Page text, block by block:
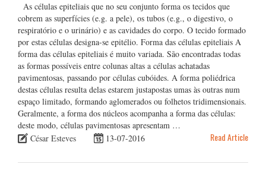
As células epiteliais que no seu conjunto forma os tecidos que
cobrem as superfícies (e.g. a pele), os tubos (e.g., o digestivo, o
respiratório e o urinário) e as cavidades do corpo. O tecido formado
por estas células designa-se epitélio. Forma das células epiteliais A
forma das células epiteliais é muito variada. São encontradas todas
as formas possíveis entre colunas altas a células achatadas
pavimentosas, passando por células cubóides. A forma poliédrica
destas células resulta delas estarem justapostas umas às outras num
espaço limitado, formando aglomerados ou folhetos tridimensionais.
Geralmente, a forma dos núcleos acompanha a forma das células:
deste modo, células pavimentosas apresentam …
César Esteves
13-07-2016 Read Article